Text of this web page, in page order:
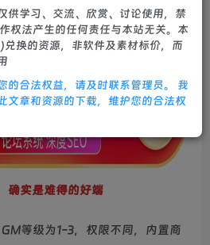
0 624 26
确实是难得的好端
等级为1-3，权限不同，内置商
供学习、交流、欣赏、讨论使用，禁
权法产生的任何责任与本站无关。本
换的资源，非软件及素材标价，而
的合法权益，请及时联系管理员。 我
文章和资源的下载，维护您的合法权